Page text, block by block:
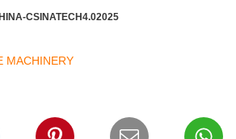
CSINATECH4.02025
MACHINERY